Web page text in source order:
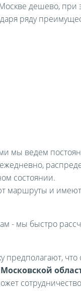
дешево, при
ряду
мы ведем
состоянии.
маршруты и имеют
- мы быстро
предполагают, что